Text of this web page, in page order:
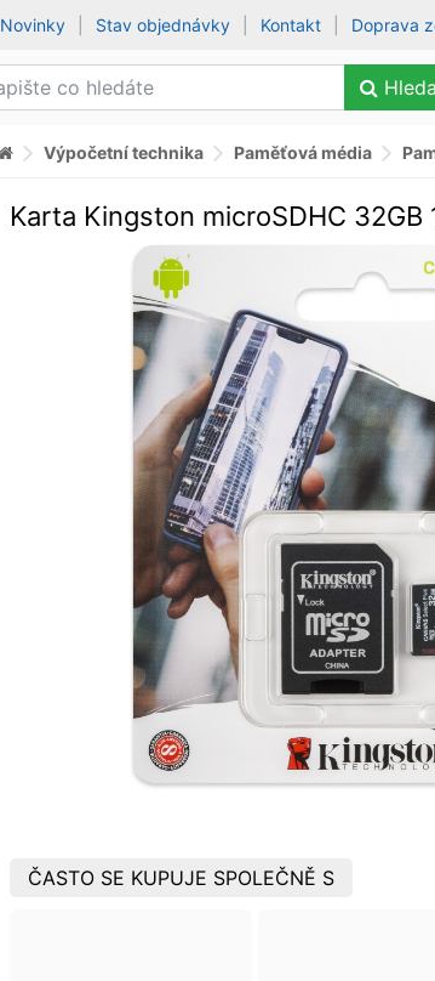
Novinky Stav objednávky Kontakt Doprava
Výpočetní technika Paměťová média
Karta Kingston microSDHC
ČASTO SE KUPUJE SPOLEČNĚ S